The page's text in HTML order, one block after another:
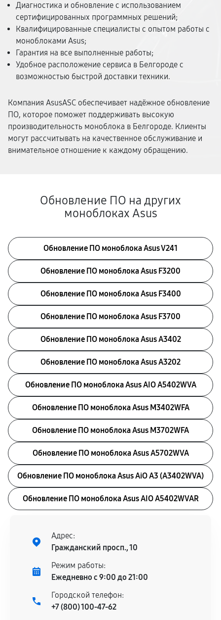
Диагностика и обновление с использованием
сертифицированных программных решений;
Квалифицированные специалисты с опытом работы с
моноблоками Asus;
Гарантия на все выполненные работы;
Удобное расположение сервиса в Белгороде с
возможностью быстрой доставки техники.
Компания AsusASC обеспечивает надёжное обновление
ПО, которое поможет поддерживать высокую
производительность моноблока в Белгороде. Клиенты
могут рассчитывать на качественное обслуживание и
внимательное отношение к каждому обращению.
Обновление ПО на других
моноблоках Asus
Обновление ПО моноблока Asus V241
Обновление ПО моноблока Asus F3200
Обновление ПО моноблока Asus F3400
Обновление ПО моноблока Asus F3700
Обновление ПО моноблока Asus A3402
Обновление ПО моноблока Asus A3202
Обновление ПО моноблока Asus AIO A5402WVA
Обновление ПО моноблока Asus M3402WFA
Обновление ПО моноблока Asus M3702WFA
Обновление ПО моноблока Asus A5702WVA
Обновление ПО моноблока Asus AiO A3 (A3402WVA)
Обновление ПО моноблока Asus AIO A5402WVAR
Адрес:
Гражданский просп., 10
Режим работы:
Ежедневно с 9:00 до 21:00
Городской телефон:
+7 (800) 100-47-62